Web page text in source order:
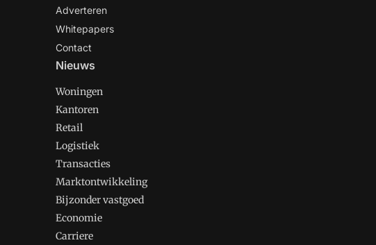
Adverteren
Whitepapers
Contact
Nieuws
Woningen
Kantoren
Retail
Logistiek
Transacties
Marktontwikkeling
Bijzonder vastgoed
Economie
Carriere